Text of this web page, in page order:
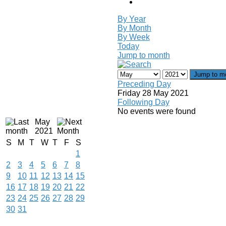
By Year
By Month
By Week
Today
Jump to month
Jump to
Preceding Day
Friday 28 May 2021
Following Day
No events were found
May
2021
S
M T W T F
S
1
2
3 4 5 6 7
8
9
10 11 12 13 14 15
16 17 18 19 20 21 22
23 24 25 26 27 28 29
30 31